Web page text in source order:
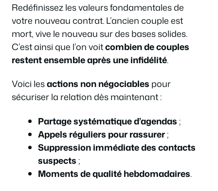
Redéfinissez les valeurs fondamentales de
votre nouveau contrat. L’ancien couple est
mort, vive le nouveau sur des bases solides.
C’est ainsi que l’on voitcombien de couples
restent ensemble après une infidélité.
Voici lesactions non négociables pour
sécuriser la relation dès maintenant :
Partage systématique d’agendas ;
Appels réguliers pour rassurer;
Suppression immédiate des contacts
suspects ;
Moments de qualité hebdomadaires.